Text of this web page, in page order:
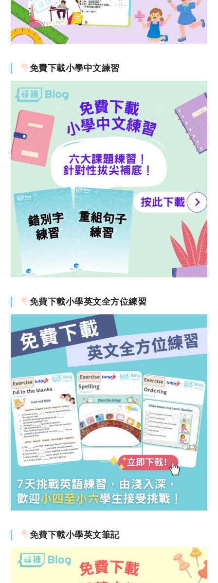
免費下載小學中文練習
免費下載小學英文全方位練習
免費下載小學英文筆記